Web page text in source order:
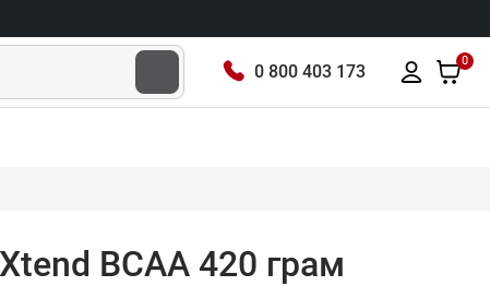
0 800 403 173
0
BCAA 420 грам